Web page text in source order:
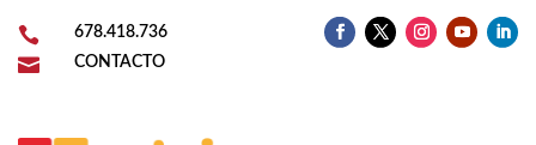
 678.418.736
 CONTACTO